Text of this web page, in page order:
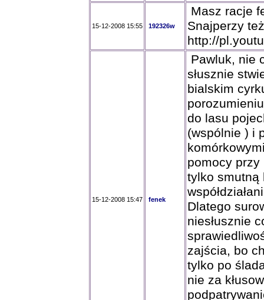
15-12-2008 15:55 192326w
Masz racje
Snajperzy
http://
15-12-2008 15:47 fenek
Pawluk, nie
słusznie
bialskim
do lasu
(wspólnie ) i
pomocy przy
tylko smutną
Dlatego
niesłusznie
zajścia, bo
tylko po
nie za